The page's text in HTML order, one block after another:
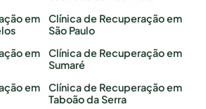
em
em
em
Clínica de Recuperação em
São Paulo
Clínica de Recuperação em
Sumaré
Clínica de Recuperação em
Taboão da Serra